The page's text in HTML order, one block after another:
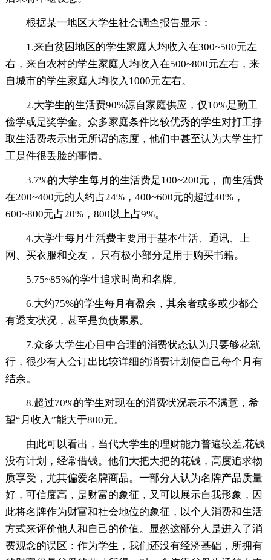
根据某一地区大学生社会调查报告显示：
1.来自贫困地区的学生家庭人均收入在300~500元左
右，来自农村的学生家庭人均收入在500~800元左右，来
自城市的学生家庭人均收入1000元左右。
2.大学生的生活费90%源自家庭供应，仅10%是勤工
俭学或是奖学金。众多家庭条件比较优秀的学生对打工挣
取生活费表示出无所谓的态度，他们中甚至认为大学生打
工是件很丢脸的事情。
3.7%的大学生每月的生活费是100~200元， 而生活费
在200~400元的人约占24%，400~600元的超过40%，
600~800元占20%，800以上占9%。
4.大学生每月生活费主要用于基本生活、通讯、上
网、买衣服和交友， 只有极小部分是用于购买书籍。
5.75~85%的学生追求时尚和名牌。
6.大约75%的学生每月有盈余，其余者或多或少都会
有透支状况，甚至是负债累累。
7.众多大学生心目中合理的消费状态认为只要够花就
行，很少有人会订出比较详细的消费计划使自己每个月有
结余。
8.超过70%的学生对现在的消费状况表示不满意，希
望“月收入”能大于800元。
由此可以看出，当代大学生的理财能力普遍较差,花钱
没有计划，经常借钱。他们大把大把的花钱，高度追求物
质享受，尤其偏爱名牌商品。一部分人认为名牌产品质量
好，可信度高，是财富的象征，又可以展示自我形象，因
此将名牌作为财富和社会地位的象征，以个人消费和生活
方式来评价他人和自己的价值。显然这部分人是进入了消
费观念的误区：作为学生，我们还没有经济基础，所拥有